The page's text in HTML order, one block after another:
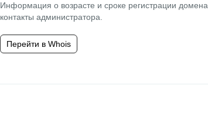
Информация о возрасте и сроке регистрации домена,
контакты администратора.
Перейти в Whois